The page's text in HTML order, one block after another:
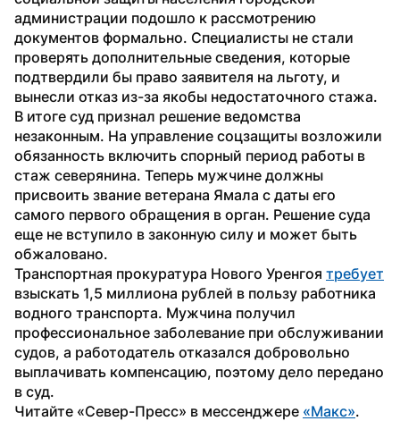
администрации подошло к рассмотрению
документов формально. Специалисты не стали
проверять дополнительные сведения, которые
подтвердили бы право заявителя на льготу, и
вынесли отказ из-за якобы недостаточного стажа.
В итоге суд признал решение ведомства
незаконным. На управление соцзащиты возложили
обязанность включить спорный период работы в
стаж северянина. Теперь мужчине должны
присвоить звание ветерана Ямала с даты его
самого первого обращения в орган. Решение суда
еще не вступило в законную силу и может быть
обжаловано.
Транспортная прокуратура Нового Уренгоя требует
взыскать 1,5 миллиона рублей в пользу работника
водного транспорта. Мужчина получил
профессиональное заболевание при обслуживании
судов, а работодатель отказался добровольно
выплачивать компенсацию, поэтому дело передано
в суд.
Читайте «Север-Пресс» в мессенджере «Макс».